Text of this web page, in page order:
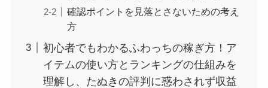
確認ポイントを見落とさないための考え
方
初心者でもわかるふわっちの稼ぎ方！ア
イテムの使い方とランキングの仕組みを
理解し、たぬきの評判に惑わされず収益